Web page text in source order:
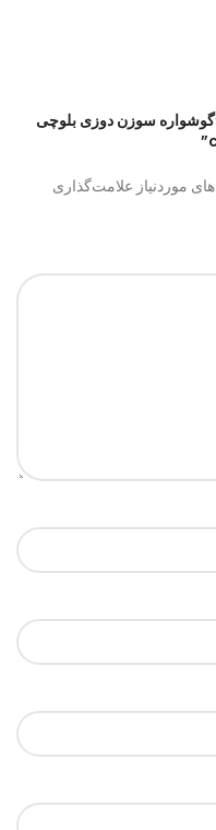
سوزن دوزی بلوچی
موردنیاز علامت‌گذاری